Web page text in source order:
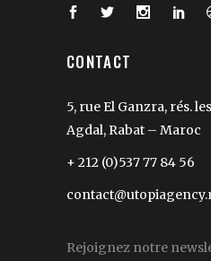
CONTACT
5, rue El Ganzra, rés.
Agdal, Rabat – Maroc
+ 212 (0)537 77 84 56